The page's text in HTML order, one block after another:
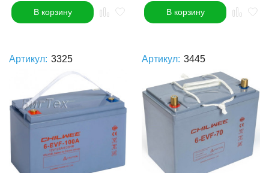
В корзину В корзину
Артикул: 3325 Артикул: 3445